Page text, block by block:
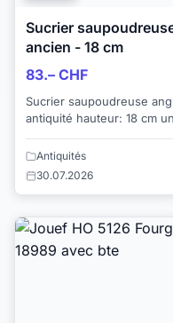
Sucrier saupoudreuse anglais
ancien - 18 cm
83.– CHF
Sucrier saupoudreuse
antiquité hauteur: 18 cm
restaurer Silver plate
Antiquités
30.07.2026